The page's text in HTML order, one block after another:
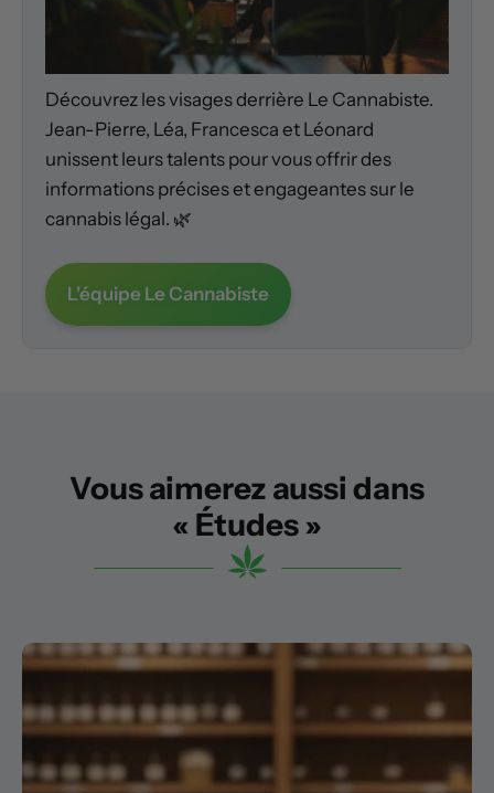
Découvrez les visages derrière Le Cannabiste.
Jean-Pierre, Léa, Francesca et Léonard
unissent leurs talents pour vous offrir des
informations précises et engageantes sur le
cannabis légal. 🌿
L'équipe Le Cannabiste
Vous aimerez aussi dans
« Études »